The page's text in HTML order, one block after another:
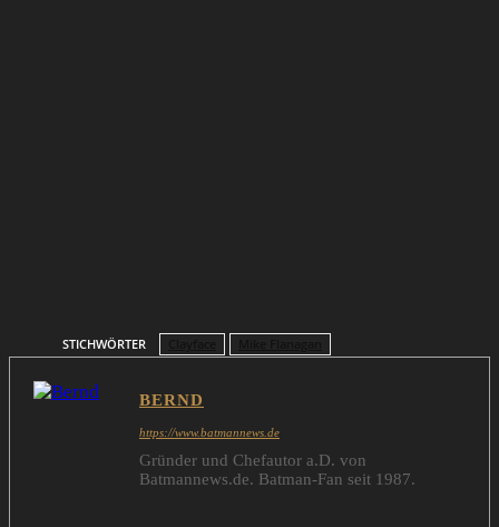
STICHWÖRTER
BERND
https://www.batmannews.de
Gründer und Chefautor a.D. von
Batmannews.de. Batman-Fan seit 1987.